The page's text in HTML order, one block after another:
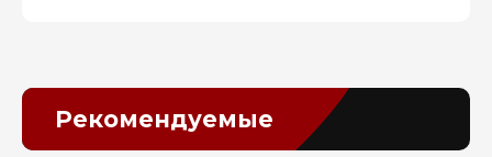
Рекомендуемые